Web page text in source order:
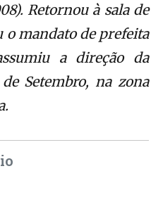
Retornou à sala de
o mandato de prefeita
a direção da
Setembro, na zona